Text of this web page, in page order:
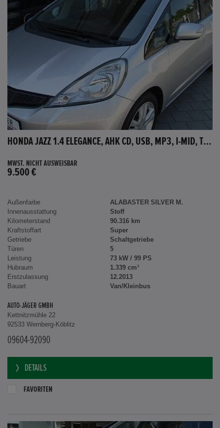
HONDA JAZZ 1.4 ELEGANCE, AHK CD, USB, MP3, I-MID, TEMPOMAT, AUX-IN
MWST. NICHT AUSWEISBAR
9.500 €
Außenfarbe
ALABASTER SILVER M.
Innenausstattung
Stoff
Kilometerstand
90.316 km
Kraftstoffart
Super
Getriebe
Schaltgetriebe
Türen
5
Leistung
73 kW / 99 PS
Hubraum
1.339 cm³
Erstzulassung
12.2013
Bauart
Van/Kleinbus
AUTO-JÄGER GMBH
Kettnitzmühle 22
92533 Wernberg-Köblitz
09604-92090
DETAILS
FAVORITEN